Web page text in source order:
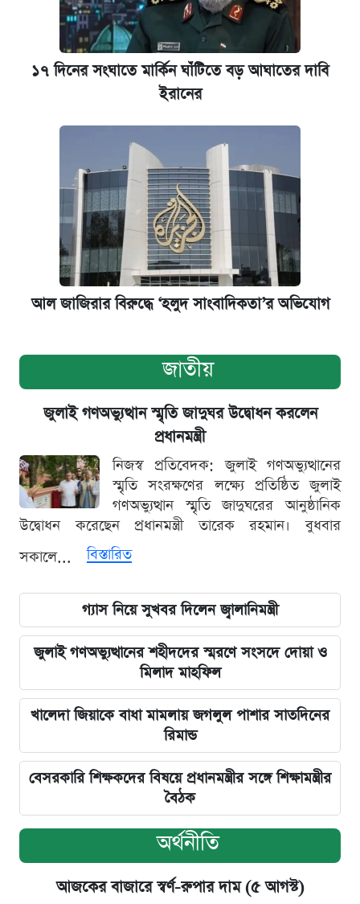
১৭ দিনের সংঘাতে মার্কিন ঘাঁটিতে বড় আঘাতের দাবি
ইরানের
আল জাজিরার বিরুদ্ধে ‘হলুদ সাংবাদিকতা’র অভিযোগ
জাতীয়
জুলাই গণঅভ্যুত্থান স্মৃতি জাদুঘর উদ্বোধন করলেন
প্রধানমন্ত্রী
নিজস্ব প্রতিবেদক: জুলাই গণঅভ্যুত্থানের
স্মৃতি সংরক্ষণের লক্ষ্যে প্রতিষ্ঠিত জুলাই
গণঅভ্যুত্থান স্মৃতি জাদুঘরের আনুষ্ঠানিক
উদ্বোধন করেছেন প্রধানমন্ত্রী তারেক রহমান। বুধবার
সকালে...
বিস্তারিত
গ্যাস নিয়ে সুখবর দিলেন জ্বালানিমন্ত্রী
জুলাই গণঅভ্যুত্থানের শহীদদের স্মরণে সংসদে দোয়া ও
মিলাদ মাহফিল
খালেদা জিয়াকে বাধা মামলায় জগলুল পাশার সাতদিনের
রিমান্ড
বেসরকারি শিক্ষকদের বিষয়ে প্রধানমন্ত্রীর সঙ্গে শিক্ষামন্ত্রীর
বৈঠক
অর্থনীতি
আজকের বাজারে স্বর্ণ-রুপার দাম (৫ আগস্ট)